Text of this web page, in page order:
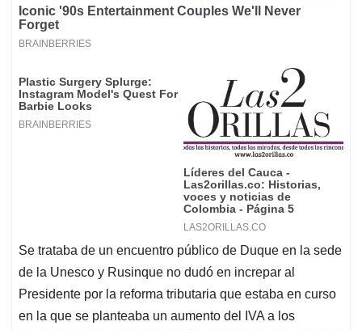
Se trataba de un encuentro público de Duque en la sede
de la Unesco y Rusinque no dudó en increpar al
Presidente por la reforma tributaria que estaba en curso
en la que se planteaba un aumento del IVA a los